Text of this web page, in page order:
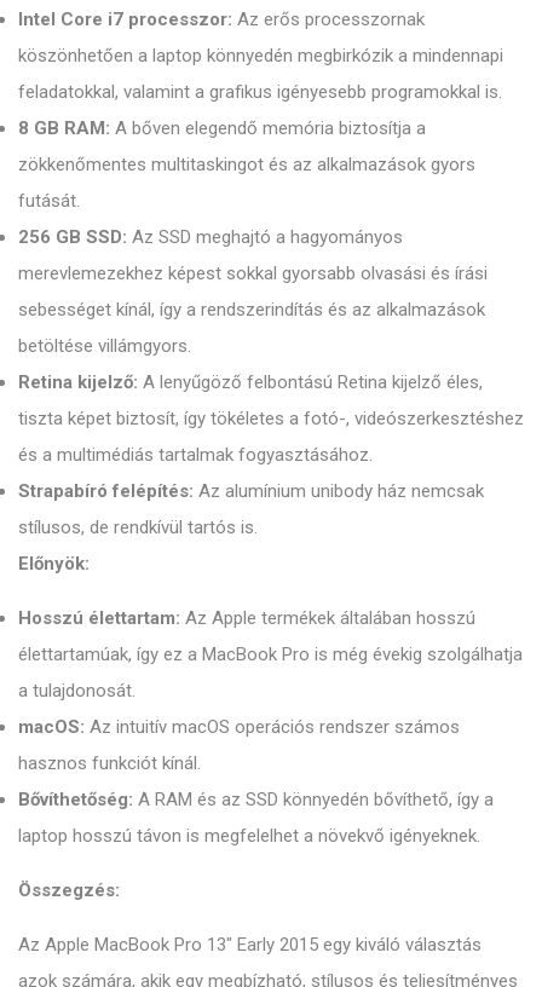
Intel Core i7 processzor: Az erős processzornak
köszönhetően a laptop könnyedén megbirkózik a mindennapi
feladatokkal, valamint a grafikus igényesebb programokkal is.
8 GB RAM: A bőven elegendő memória biztosítja a
zökkenőmentes multitaskingot és az alkalmazások gyors
futását.
256 GB SSD: Az SSD meghajtó a hagyományos
merevlemezekhez képest sokkal gyorsabb olvasási és írási
sebességet kínál, így a rendszerindítás és az alkalmazások
betöltése villámgyors.
Retina kijelző: A lenyűgöző felbontású Retina kijelző éles,
tiszta képet biztosít, így tökéletes a fotó-, videószerkesztéshez
és a multimédiás tartalmak fogyasztásához.
Strapabíró felépítés: Az alumínium unibody ház nemcsak
stílusos, de rendkívül tartós is.
Előnyök:
Hosszú élettartam: Az Apple termékek általában hosszú
élettartamúak, így ez a MacBook Pro is még évekig szolgálhatja
a tulajdonosát.
macOS: Az intuitív macOS operációs rendszer számos
hasznos funkciót kínál.
Bővíthetőség: A RAM és az SSD könnyedén bővíthető, így a
laptop hosszú távon is megfelelhet a növekvő igényeknek.
Összegzés:
Az Apple MacBook Pro 13" Early 2015 egy kiváló választás
azok számára, akik egy megbízható, stílusos és teljesítményes